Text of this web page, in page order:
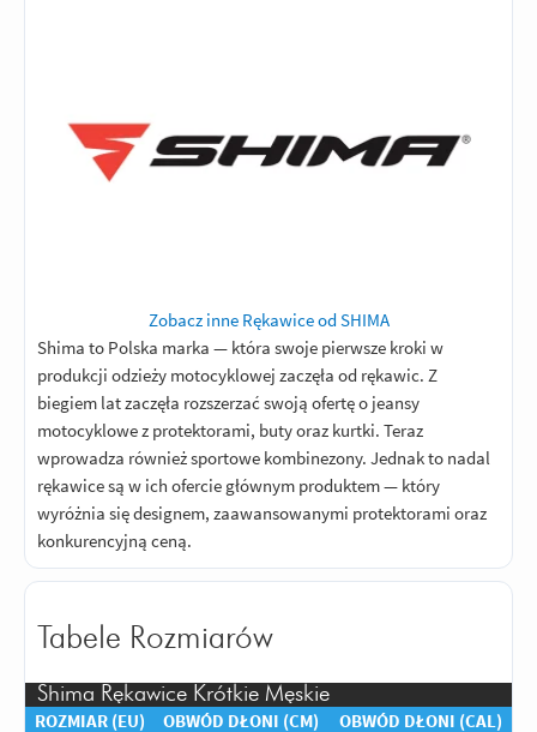
Zobacz inne Rękawice od SHIMA
Shima to Polska marka — która swoje pierwsze kroki w
produkcji odzieży motocyklowej zaczęła od rękawic. Z
biegiem lat zaczęła rozszerzać swoją ofertę o jeansy
motocyklowe z protektorami, buty oraz kurtki. Teraz
wprowadza również sportowe kombinezony. Jednak to nadal
rękawice są w ich ofercie głównym produktem — który
wyróżnia się designem, zaawansowanymi protektorami oraz
konkurencyjną ceną.
Tabele Rozmiarów
Shima Rękawice Krótkie Męskie
ROZMIAR (EU)
OBWÓD DŁONI (CM)
OBWÓD DŁONI (CAL)